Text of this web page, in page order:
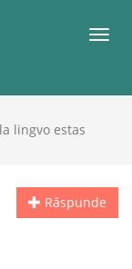
lingvo estas
Răspunde